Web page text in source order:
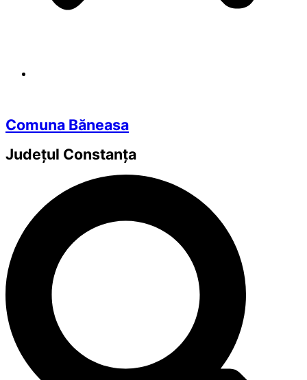
Comuna Băneasa
Județul Constanța